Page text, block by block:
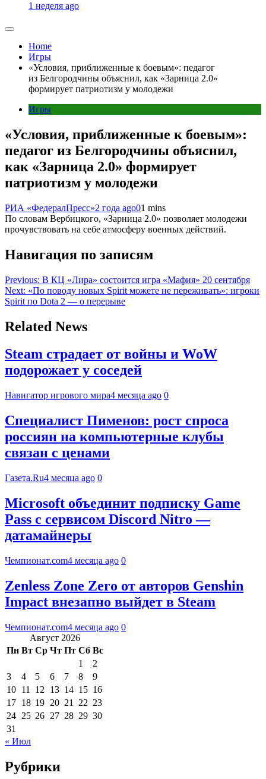
1 неделя ago
Home
Игры
«Условия, приближенные к боевым»: педагог
из Белгородчины объяснил, как «Зарница 2.0»
формирует патриотизм у молодежи
Игры
«Условия, приближенные к боевым»:
педагог из Белгородчины объяснил,
как «Зарница 2.0» формирует
патриотизм у молодежи
РИА «ФедералПресс»2 года ago01 mins
По словам Вербицкого, «Зарница 2.0» позволяет молодежи
прочувствовать на себе атмосферу военных действий.
Навигация по записям
Previous: В КЦ «Лира» состоится игра «Мафия» 20 сентября
Next: «По поводу новых Spirit можете не переживать»: игроки
Spirit по Dota 2 — о перерыве
Related News
Steam страдает от войны и WoW
подорожает у соседей
Навигатор игрового мира4 месяца ago 0
Специалист Пименов: рост спроса
россиян на компьютерные клубы
связан с ценами
Газета.Ru4 месяца ago 0
Microsoft объединит подписку Game
Pass с сервисом Discord Nitro —
датамайнеры
Чемпионат.com4 месяца ago 0
Zenless Zone Zero от авторов Genshin
Impact внезапно выйдет в Steam
Чемпионат.com4 месяца ago 0
Август 2026
Пн Вт Ср Чт Пт Сб Вс
1
2
3
4 5 6 7 8
9
10 11 12 13 14 15 16
17 18 19 20 21 22 23
24 25 26 27 28 29 30
31
« Июл
Рубрики